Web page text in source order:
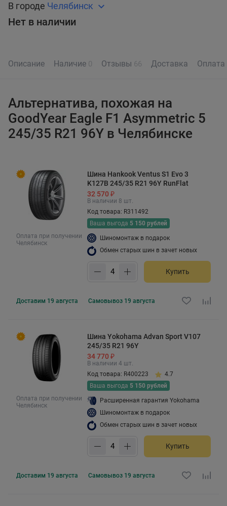
В городе Челябинск
Нет в наличии
Описание Наличие 0 Отзывы 66 Доставка Оплата
Альтернатива, похожая на
GoodYear Eagle F1 Asymmetric 5
245/35 R21 96Y в Челябинске
Оплата при получении
Челябинск
Шина Hankook Ventus S1 Evo 3
K127B 245/35 R21 96Y RunFlat
32 570 ₽
В наличии 8 шт.
Код товара: R311492
Ваша выгода 5 150 рублей
Шиномонтаж в подарок
Обмен старых шин в зачет новых
Купить
Доставим 19 августа Самовывоз 19 августа
Оплата при получении
Челябинск
Шина Yokohama Advan Sport V107
245/35 R21 96Y
34 770 ₽
В наличии 4 шт.
Код товара: R400223
4.7
Ваша выгода 5 150 рублей
Расширенная гарантия Yokohama
Шиномонтаж в подарок
Обмен старых шин в зачет новых
Купить
Доставим 19 августа Самовывоз 19 августа